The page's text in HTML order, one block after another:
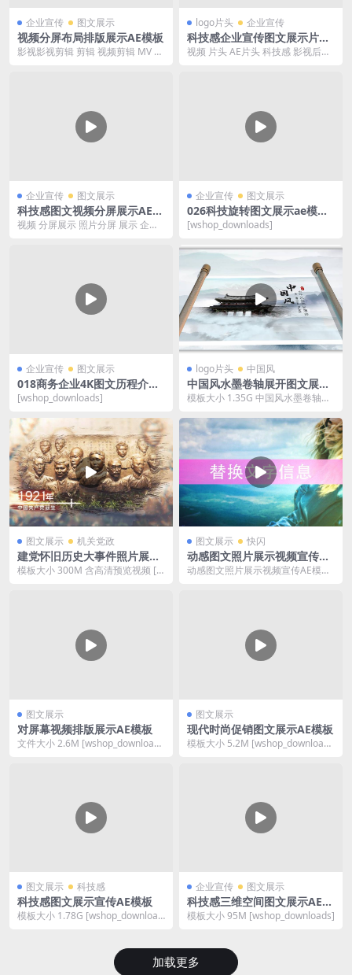
企业宣传 图文展示
视频分屏布局排版展示AE模板
影视影视剪辑 剪辑 视频剪辑 MV 制
logo片头 企业宣传
科技感企业宣传图文展示片头
AE模板
视频 片头 AE片头 科技感 影视后期
企业宣传 图文展示
科技感图文视频分屏展示AE模
板
视频 分屏展示 照片分屏 展示 企业
企业宣传 图文展示
026科技旋转图文展示ae模板
AE模板
[wshop_downloads]
企业宣传 图文展示
018商务企业4K图文历程介绍
AE模板
[wshop_downloads]
logo片头 中国风
中国风水墨卷轴展开图文展示
片头AE模板
模板大小 1.35G 中国风水墨卷轴展
o...
图文展示 机关党政
建党怀旧历史大事件照片展示
回顾AE模板
模板大小 300M 含高清预览视频 [w
图文展示 快闪
动感图文照片展示视频宣传AE
模板
动感图文照片展示视频宣传AE模板
图文展示
对屏幕视频排版展示AE模板
文件大小 2.6M [wshop_download
图文展示
现代时尚促销图文展示AE模板
模板大小 5.2M [wshop_download
图文展示 科技感
科技感图文展示宣传AE模板
模板大小 1.78G [wshop_download
企业宣传 图文展示
科技感三维空间图文展示AE模
板
模板大小 95M [wshop_downloads]
加载更多